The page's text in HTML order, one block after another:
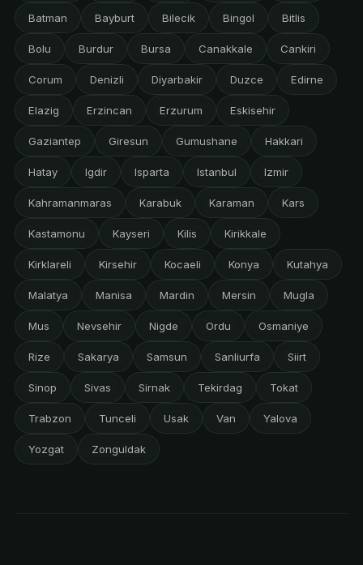
Batman Bayburt Bilecik Bingol Bitlis
Bolu Burdur Bursa Canakkale Cankiri
Corum Denizli Diyarbakir Duzce Edirne
Elazig Erzincan Erzurum Eskisehir
Gaziantep Giresun Gumushane Hakkari
Hatay Igdir Isparta Istanbul Izmir
Kahramanmaras Karabuk Karaman Kars
Kastamonu Kayseri Kilis Kirikkale
Kirklareli Kirsehir Kocaeli Konya Kutahya
Malatya Manisa Mardin Mersin Mugla
Mus Nevsehir Nigde Ordu Osmaniye
Rize Sakarya Samsun Sanliurfa Siirt
Sinop Sivas Sirnak Tekirdag Tokat
Trabzon Tunceli Usak Van Yalova
Yozgat Zonguldak